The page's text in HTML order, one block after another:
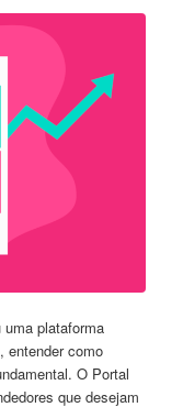
plataforma
entender como
O Portal
que desejam